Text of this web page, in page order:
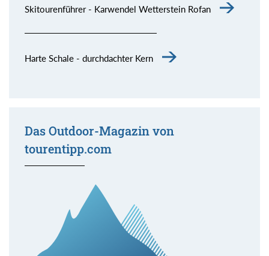
Skitourenführer - Karwendel Wetterstein Rofan
Harte Schale - durchdachter Kern
Das Outdoor-Magazin von
tourentipp.com